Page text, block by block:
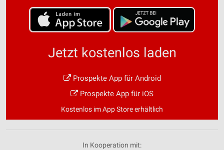
Jetzt kostenlos laden
Prospekte App für Android
Prospekte App für iOS
Kostenlos im App Store erhältlich
In Kooperation mit: